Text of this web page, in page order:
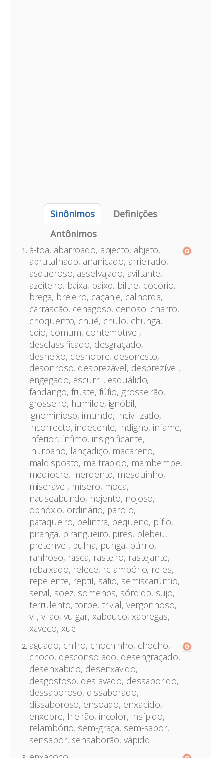
Sinônimos
Definições
Antônimos
à-toa, abarroado, abjecto, abjeto,
abrutalhado, ananicado, arrieirado,
asqueroso, asselvajado, aviltante,
azeiteiro, baixa, baixo, biltre, bocório,
brega, brejeiro, caçanje, calhorda,
carrascão, cenagoso, cenoso, charro,
choquento, chué, chulo, chunga,
coio, comum, contemptível,
desclassificado, desgraçado,
desneixo, desnobre, desonesto,
desonroso, desprezável, desprezível,
engegado, escurril, esquálido,
fandango, fruste, fúfio, grosseirão,
grosseiro, humilde, ignóbil,
ignominioso, imundo, incivilizado,
incorrecto, indecente, indigno, infame,
inferior, ínfimo, insignificante,
inurbano, lançadiço, macareno,
maldisposto, maltrapido, mambembe,
medíocre, merdento, mesquinho,
miserável, mísero, moca,
nauseabundo, nojento, nojoso,
obnóxio, ordinário, parolo,
pataqueiro, pelintra, pequeno, pífio,
piranga, pirangueiro, pires, plebeu,
preterível, pulha, punga, púrrio,
ranhoso, rasca, rasteiro, rastejante,
rebaixado, refece, relambório, reles,
repelente, reptil, sáfio, semiscarúnfio,
servil, soez, somenos, sórdido, sujo,
terrulento, torpe, trivial, vergonhoso,
vil, vilão, vulgar, xabouco, xabregas,
xaveco, xué
aguado, chilro, chochinho, chocho,
choco, desconsolado, desengraçado,
desenxabido, desenxavido,
desgostoso, deslavado, dessaborido,
dessaboroso, dissaborado,
dissaboroso, ensoado, enxabido,
enxebre, frieirão, incolor, insípido,
relambório, sem-graça, sem-sabor,
sensabor, sensaborão, vápido